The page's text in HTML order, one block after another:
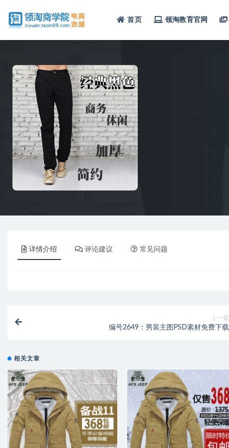
首页 领淘教育官网
详情介绍 评论建议 常见问题
上一篇
编号2649：男装主图PSD素材免费下载
相关文章